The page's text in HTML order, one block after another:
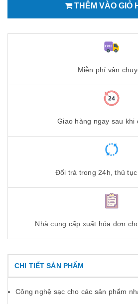
THÊM VÀO GIỎ
Miễn phí vận
Giao hàng ngay sau khi
Đổi trả trong 24h, thủ
Nhà cung cấp xuất hóa đơn
CHI TIẾT SẢN PHẨM
Công nghệ sạc cho các sản phẩm